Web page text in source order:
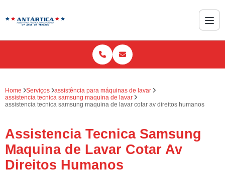
Home Serviços
assistência para máquinas de lavar
assistencia tecnica samsung maquina de lavar
assistencia tecnica samsung maquina de lavar cotar av direitos humanos
Assistencia Tecnica Samsung
Maquina de Lavar Cotar Av
Direitos Humanos